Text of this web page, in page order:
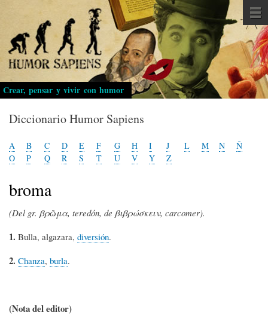
Pasar
al
contenido
principal
Crear, pensar y vivir con humor
Diccionario Humor Sapiens
A B C D E F G H I J L M N
Ñ
O
P Q R S T U V Y Z
broma
(Del gr. βρῶμα, teredón, de βιβρώσκειν, carcomer).
1. Bulla, algazara, diversión.
2. Chanza, burla.
(Nota del editor)